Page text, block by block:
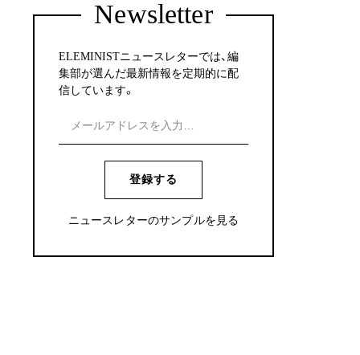
Newsletter
ELEMINISTニュースレターでは、編
集部が選んだ最新情報を定期的に配
信しています。
登録する
ニュースレターのサンプルを見る